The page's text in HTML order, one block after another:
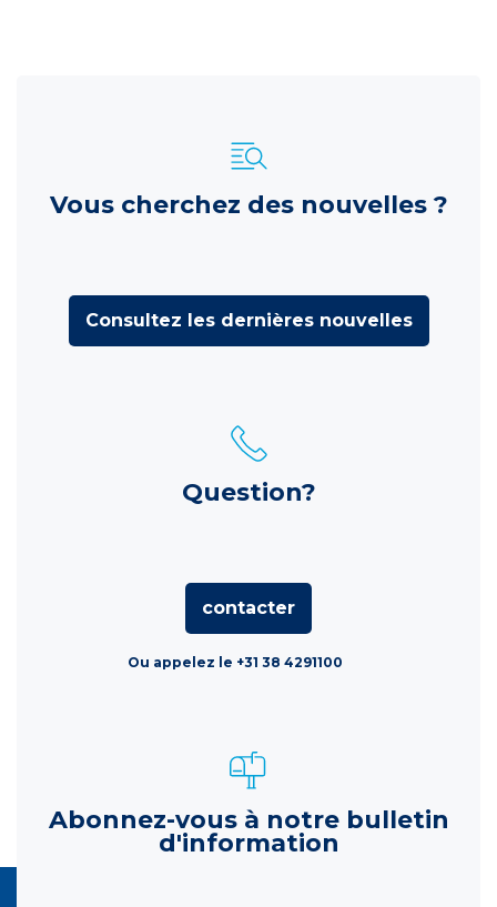
Vous cherchez des nouvelles ?
Consultez les dernières nouvelles
Question?
contacter
Ou appelez le +31 38 4291100
Abonnez-vous à notre bulletin
d'information